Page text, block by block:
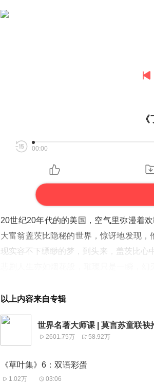
00:00
20世纪20年代的的美国，空气里弥漫着
大富翁盖茨比隐秘的世界，惊讶地发现，
现实容不下缥缈的梦，到头来，盖茨比心
术界权威在百年英语文学长河中选出一百
典行列。美国当代文学史上的这一墨色浓
以上内容来自专辑
世界名著大师课 | 莫言苏童联袂
2601.75万 58.92万
《草叶集》6：双语彩蛋
1.02万 03:06